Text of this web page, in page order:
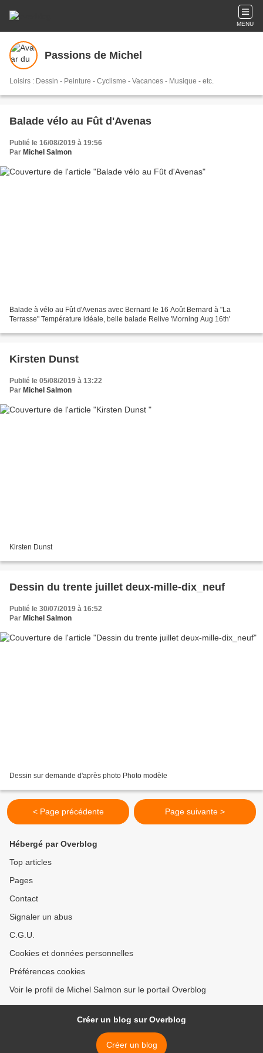
MENU
Passions de Michel
Loisirs : Dessin - Peinture - Cyclisme - Vacances - Musique - etc.
Balade vélo au Fût d'Avenas
Publié le 16/08/2019 à 19:56
Par Michel Salmon
Balade à vélo au Fût d'Avenas avec Bernard le 16 Août Bernard à "La
Terrasse" Température idéale, belle balade Relive 'Morning Aug 16th'
Kirsten Dunst
Publié le 05/08/2019 à 13:22
Par Michel Salmon
Kirsten Dunst
Dessin du trente juillet deux-mille-dix_neuf
Publié le 30/07/2019 à 16:52
Par Michel Salmon
Dessin sur demande d'après photo Photo modèle
< Page précédente Page suivante >
Hébergé par Overblog
Top articles
Pages
Contact
Signaler un abus
C.G.U.
Cookies et données personnelles
Préférences cookies
Voir le profil de Michel Salmon sur le portail Overblog
Créer un blog sur Overblog
Créer un blog